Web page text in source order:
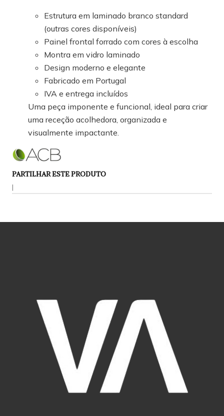
Estrutura em laminado branco standard
(outras cores disponíveis)
Painel frontal forrado com cores à escolha
Montra em vidro laminado
Design moderno e elegante
Fabricado em Portugal
IVA e entrega incluídos
Uma peça imponente e funcional, ideal para criar
uma receção acolhedora, organizada e
visualmente impactante.
PARTILHAR ESTE PRODUTO
|